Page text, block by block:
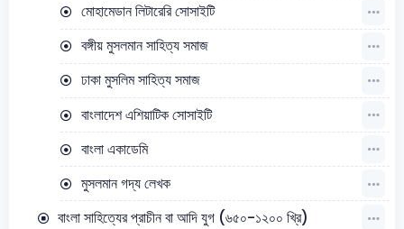
মোহামেডান লিটারেরি সোসাইটি
বঙ্গীয় মুসলমান সাহিত্য সমাজ
ঢাকা মুসলিম সাহিত্য সমাজ
বাংলাদেশ এশিয়াটিক সোসাইটি
বাংলা একাডেমি
মুসলমান গদ্য লেখক
বাংলা সাহিত্যের প্রাচীন বা আদি যুগ (৬৫০-১২০০ খ্রি)